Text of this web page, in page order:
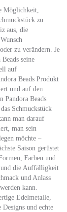
Möglichkeit,
zu
aus, die
zu verändern. Je
seine
auf
Beads Produkt
und auf den
Pandora Beads
Schmuckstück
man darauf
man sein
möchte –
Saison gerüstet
Farben und
und die Auffälligkeit
und Anlass
kann.
Edelmetalle,
Designs und echte